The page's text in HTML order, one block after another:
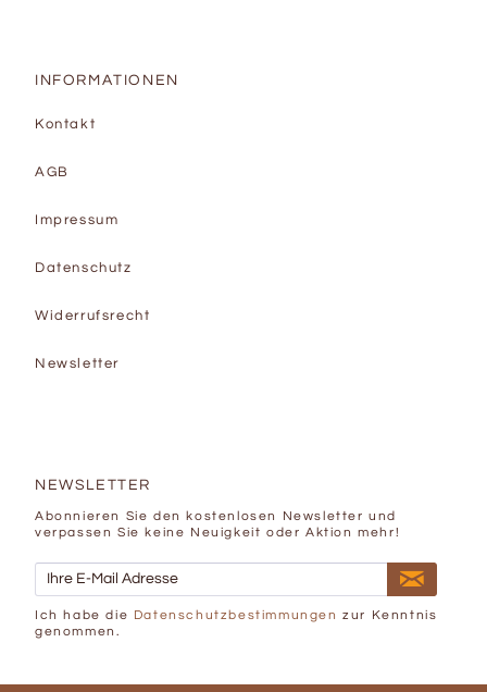
INFORMATIONEN
Kontakt
AGB
Impressum
Datenschutz
Widerrufsrecht
Newsletter
NEWSLETTER
Abonnieren Sie den kostenlosen Newsletter und
verpassen Sie keine Neuigkeit oder Aktion mehr!
Ich habe die Datenschutzbestimmungen zur Kenntnis
genommen.